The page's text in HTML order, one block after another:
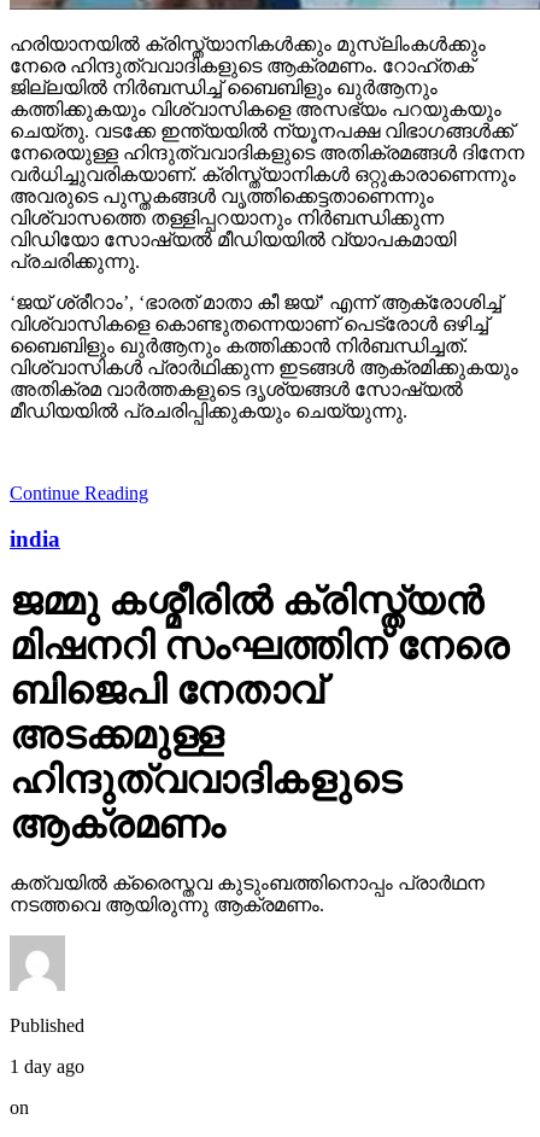
ഹരിയാനയില്‍ ക്രിസ്ത്യാനികള്‍ക്കും മുസ്‌ലിംകള്‍ക്കും
നേരെ ഹിന്ദുത്വവാദികളുടെ ആക്രമണം. റോഹ്തക്
ജില്ലയില്‍ നിര്‍ബന്ധിച്ച് ബൈബിളും ഖുര്‍ആനും
കത്തിക്കുകയും വിശ്വാസികളെ അസഭ്യം പറയുകയും
ചെയ്തു. വടക്കേ ഇന്ത്യയില്‍ ന്യൂനപക്ഷ വിഭാഗങ്ങള്‍ക്ക്
നേരെയുള്ള ഹിന്ദുത്വവാദികളുടെ അതിക്രമങ്ങള്‍ ദിനേന
വര്‍ധിച്ചുവരികയാണ്. ക്രിസ്ത്യാനികള്‍ ഒറ്റുകാരാണെന്നും
അവരുടെ പുസ്തകങ്ങള്‍ വൃത്തിക്കെട്ടതാണെന്നും
വിശ്വാസത്തെ തള്ളിപ്പറയാനും നിര്‍ബന്ധിക്കുന്ന
വിഡിയോ സോഷ്യല്‍ മീഡിയയില്‍ വ്യാപകമായി
പ്രചരിക്കുന്നു.
‘ജയ് ശ്രീറാം’, ‘ഭാരത് മാതാ കീ ജയ്’ എന്ന് ആക്രോശിച്ച്
വിശ്വാസികളെ കൊണ്ടുതന്നെയാണ് പെട്രോള്‍ ഒഴിച്ച്
ബൈബിളും ഖുര്‍ആനും കത്തിക്കാന്‍ നിര്‍ബന്ധിച്ചത്.
വിശ്വാസികള്‍ പ്രാര്‍ഥിക്കുന്ന ഇടങ്ങള്‍ ആക്രമിക്കുകയും
അതിക്രമ വാര്‍ത്തകളുടെ ദൃശ്യങ്ങള്‍ സോഷ്യല്‍
മീഡിയയില്‍ പ്രചരിപ്പിക്കുകയും ചെയ്യുന്നു.
Continue Reading
india
ജമ്മു കശ്മീരില്‍ ക്രിസ്ത്യന്‍
മിഷനറി സംഘത്തിന് നേരെ
ബിജെപി നേതാവ്
അടക്കമുള്ള
ഹിന്ദുത്വവാദികളുടെ
ആക്രമണം
കത്വയില്‍ ക്രൈസ്തവ കുടുംബത്തിനൊപ്പം പ്രാര്‍ഥന
നടത്തവെ ആയിരുന്നു ആക്രമണം.
Published
1 day ago
on